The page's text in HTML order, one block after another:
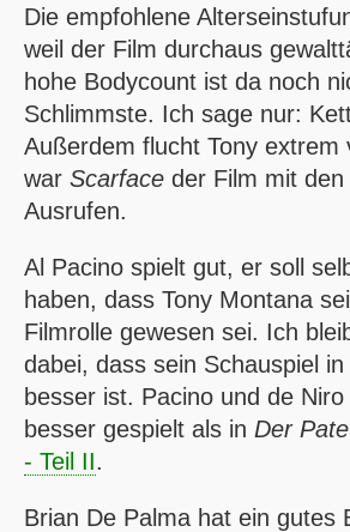
Die empfohlene
weil der Film durchaus
hohe Bodycount ist da noch
Schlimmste. Ich sage nur:
Außerdem flucht Tony extrem
war Scarface der Film mit den
Ausrufen.
Al Pacino spielt gut, er soll
haben, dass Tony Montana
Filmrolle gewesen sei. Ich
dabei, dass sein Schauspiel in
besser ist. Pacino und de
besser gespielt als in Der Pate
- Teil II.
Brian De Palma hat ein gutes